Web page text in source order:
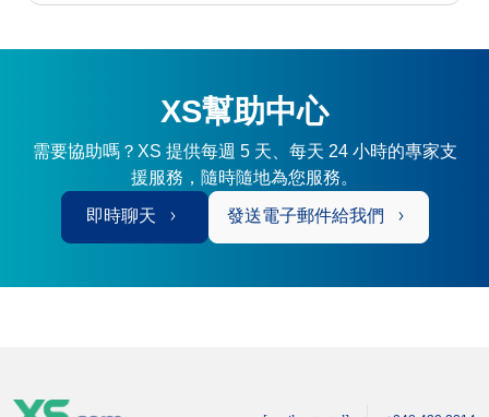
XS幫助中心
需要協助嗎？XS 提供每週 5 天、每天 24 小時的專家支
援服務，隨時隨地為您服務。
即時聊天 發送電子郵件給我們